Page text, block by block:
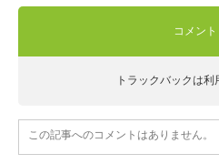
コメン
トラックバックは利
この記事へのコメントはありません。